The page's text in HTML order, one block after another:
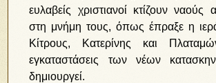
ευλαβείς χριστιανοί κτίζουν ναούς
στη μνήμη τους, όπως έπραξε η
Κίτρους, Κατερίνης και
εγκαταστάσεις των νέων
δημιουργεί.